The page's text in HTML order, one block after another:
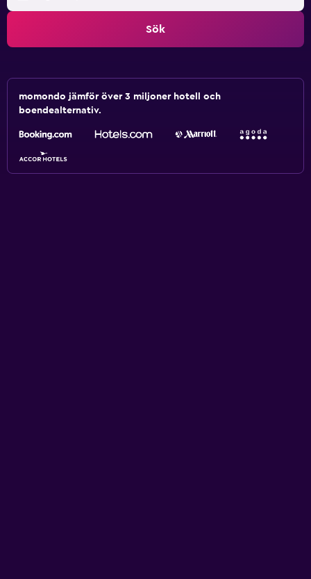
Sök
momondo jämför över 3 miljoner hotell och
boendealternativ.